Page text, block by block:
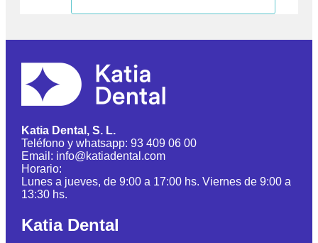
Katia Dental, S. L.
Teléfono y whatsapp: 93 409 06 00
Email: info@katiadental.com
Horario:
Lunes a jueves, de 9:00 a 17:00 hs. Viernes de 9:00 a
13:30 hs.
Katia Dental